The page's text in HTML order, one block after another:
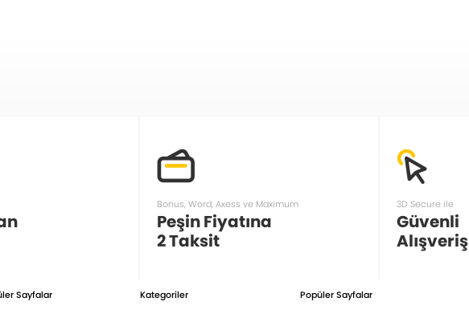
Bonus, Word, Axess ve Maximum
Peşin Fiyatına
2 Taksit
3D Secure ile
Güvenli
Alışveriş
Sayfalar Kategoriler Popüler Sayfalar